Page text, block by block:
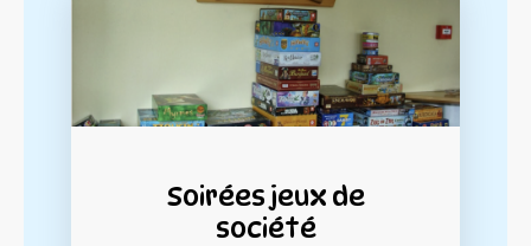
Soirées jeux de
société